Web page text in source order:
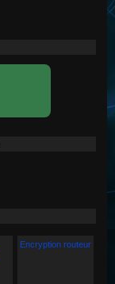
Encryption routeur